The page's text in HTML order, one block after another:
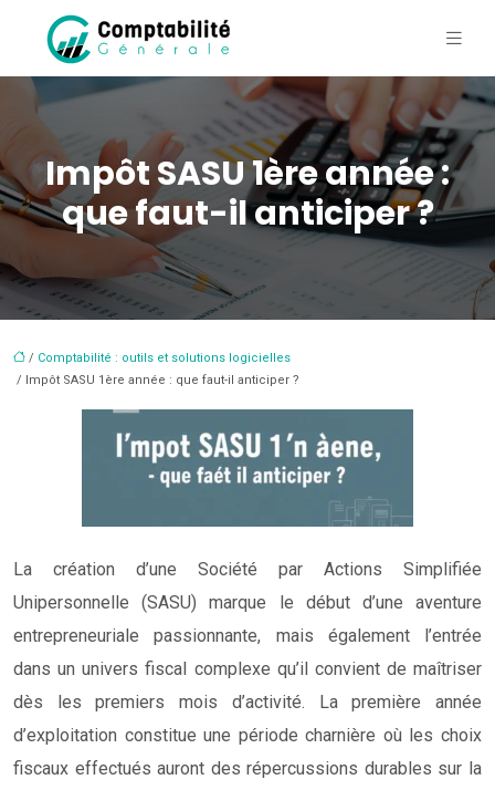
Impôt SASU 1ère année :
que faut-il anticiper ?
/ Comptabilité : outils et solutions logicielles
/ Impôt SASU 1ère année : que faut-il anticiper ?
La création d’une Société par Actions Simplifiée
Unipersonnelle (SASU) marque le début d’une aventure
entrepreneuriale passionnante, mais également l’entrée
dans un univers fiscal complexe qu’il convient de maîtriser
dès les premiers mois d’activité. La première année
d’exploitation constitue une période charnière où les choix
fiscaux effectués auront des répercussions durables sur la